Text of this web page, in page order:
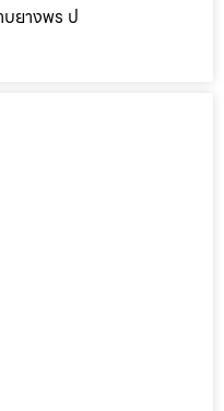
บยางพร ป